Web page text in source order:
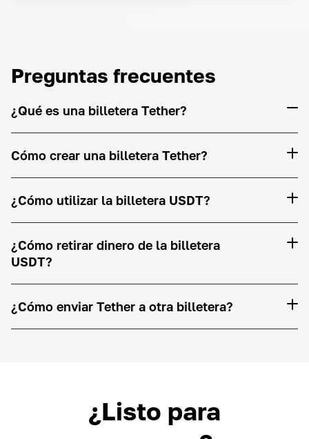
Preguntas frecuentes
¿Qué es una billetera Tether?
Cómo crear una billetera Tether?
¿Cómo utilizar la billetera USDT?
¿Cómo retirar dinero de la billetera
USDT?
¿Cómo enviar Tether a otra billetera?
¿Listo para